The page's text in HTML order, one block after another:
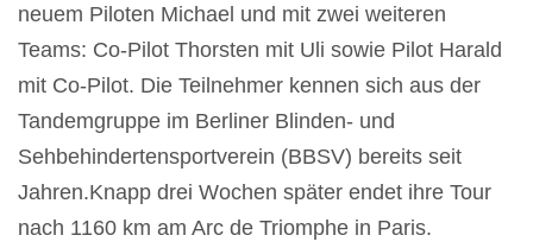
neuem Piloten Michael und mit zwei weiteren
Teams: Co-Pilot Thorsten mit Uli sowie Pilot Harald
mit Co-Pilot. Die Teilnehmer kennen sich aus der
Tandemgruppe im Berliner Blinden- und
Sehbehindertensportverein (BBSV) bereits seit
Jahren.Knapp drei Wochen später endet ihre Tour
nach 1160 km am Arc de Triomphe in Paris.